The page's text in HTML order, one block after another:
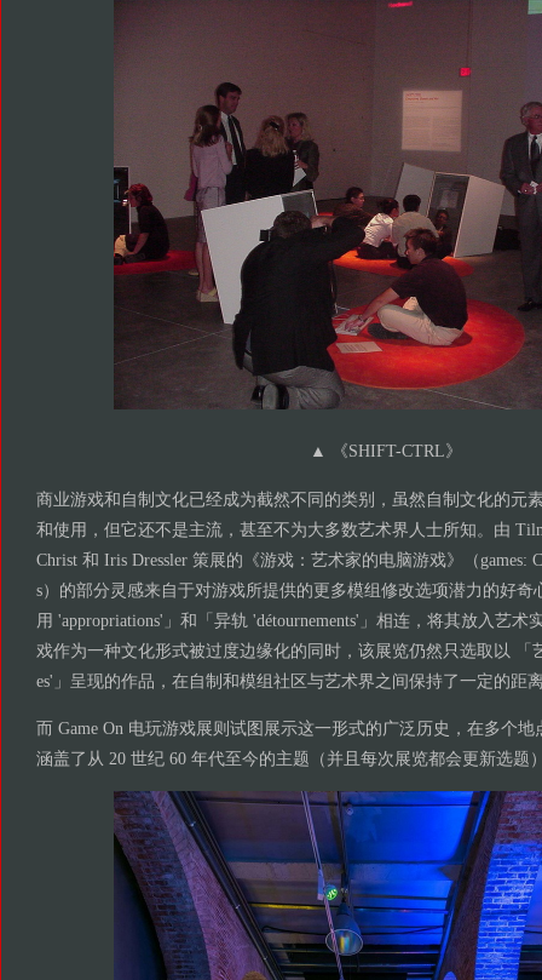
▲ 《SHIFT-CTRL》
商业游戏和自制文化已经成为截然不同的类别，虽然自制文化的元
和使用，但它还不是主流，甚至不为大多数艺术界人士所知。由
Christ 和 Iris Dressler 策展的《游戏：艺术家的电脑游戏》（games:
s）的部分灵感来自于对游戏所提供的更多模组修改选项潜力的好奇
用 'appropriations'」和「异轨 'détournements'」相连，将其放入艺
戏作为一种文化形式被过度边缘化的同时，该展览仍然只选取以 「
es'」呈现的作品，在自制和模组社区与艺术界之间保持了一定的距
而 Game On 电玩游戏展则试图展示这一形式的广泛历史，在多个
涵盖了从 20 世纪 60 年代至今的主题（并且每次展览都会更新选题